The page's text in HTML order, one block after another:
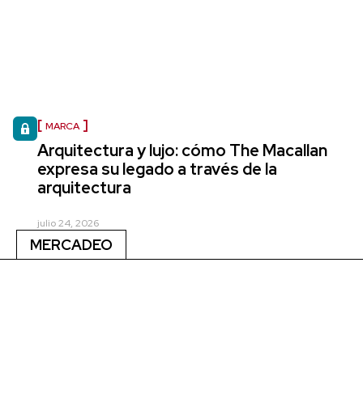
MARCA
Arquitectura y lujo: cómo The Macallan
expresa su legado a través de la
arquitectura
julio 24, 2026
MERCADEO